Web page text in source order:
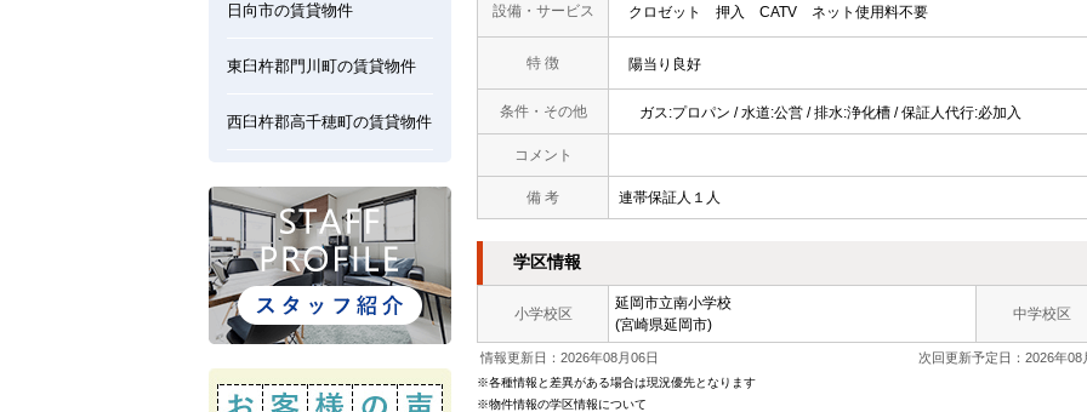
設備・サービス クロゼット 押入 CATV ネット使用料不要
特 徴 陽当り良好
条件・その他 ガス:プロパン / 水道:公営 / 排水:浄化槽 / 保証人代行:必加入
コメント
備 考 連帯保証人１人
学区情報
小学校区
延岡市立南小学校
(宮崎県延岡市)
中学校区
情報更新日：2026年08月06日 次回更新予定日：2026年08
※各種情報と差異がある場合は現況優先となります
※物件情報の学区情報について
日向市の賃貸物件
東臼杵郡門川町の賃貸物件
西臼杵郡高千穂町の賃貸物件